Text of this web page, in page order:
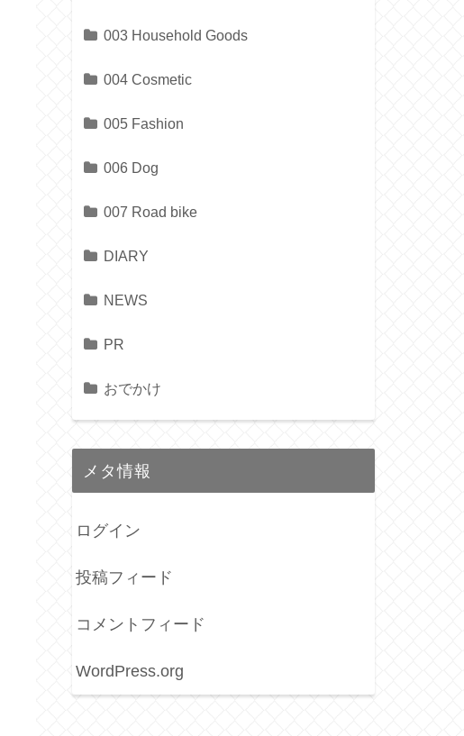
003 Household Goods
004 Cosmetic
005 Fashion
006 Dog
007 Road bike
DIARY
NEWS
PR
おでかけ
メタ情報
ログイン
投稿フィード
コメントフィード
WordPress.org